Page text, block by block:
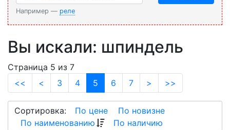
Например — реле
Вы искали: шпиндель
Страница 5 из 7
<<
< 3 4 5 (current)
6 7 > >>
Сортировка: По цене
По новизне
По наименованию
По наличию